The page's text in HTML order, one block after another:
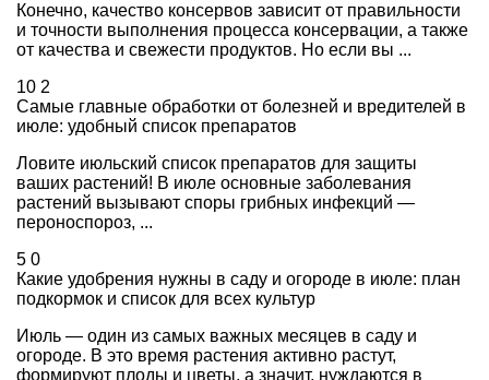
Конечно, качество консервов зависит от правильности
и точности выполнения процесса консервации, а также
от качества и свежести продуктов. Но если вы ...
10 2
Самые главные обработки от болезней и вредителей в
июле: удобный список препаратов
Ловите июльский список препаратов для защиты
ваших растений! В июле основные заболевания
растений вызывают споры грибных инфекций —
пероноспороз, ...
5 0
Какие удобрения нужны в саду и огороде в июле: план
подкормок и список для всех культур
Июль — один из самых важных месяцев в саду и
огороде. В это время растения активно растут,
формируют плоды и цветы, а значит, нуждаются в